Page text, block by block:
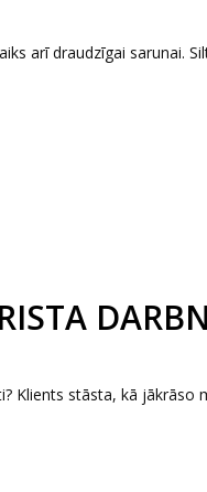
arī draudzīgai sarunai.
Klients stāsta, kā jākrāso